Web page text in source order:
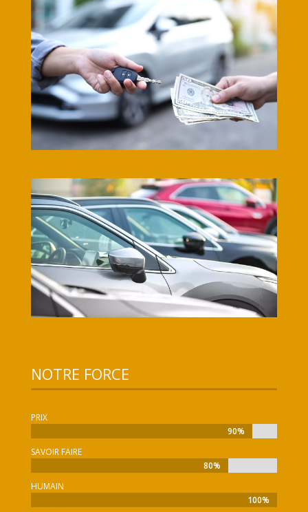
NOTRE FORCE
PRIX
90%
90%
SAVOIR FAIRE
80%
80%
HUMAIN
100%
100%